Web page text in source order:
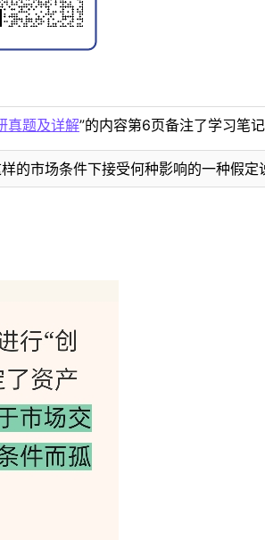
真题及详解”的内容第6页备注了学习笔记
的市场条件下接受何种影响的一种假定